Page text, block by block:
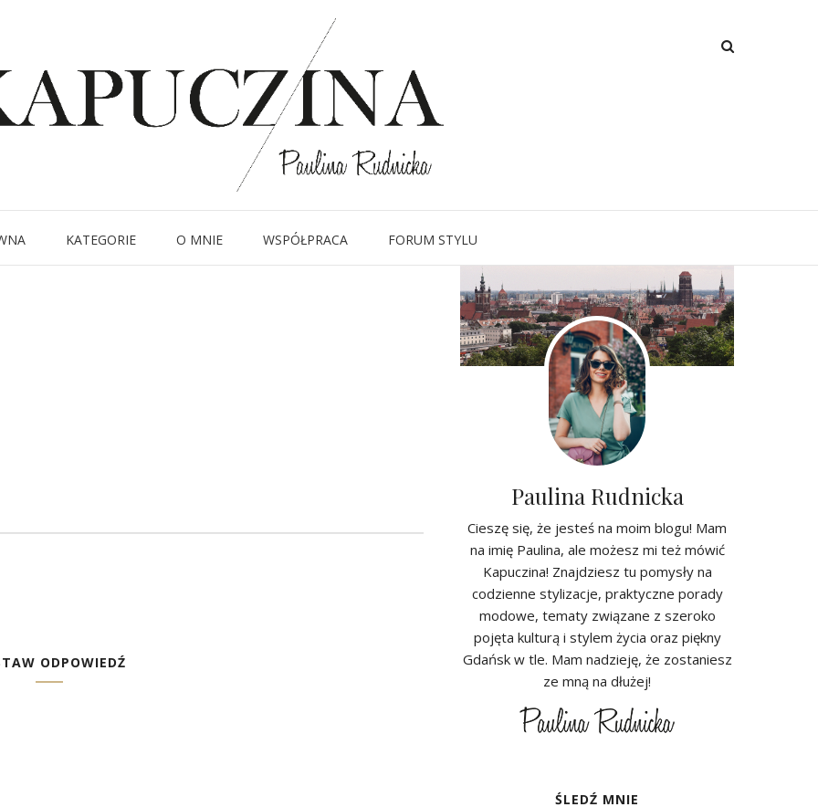
KATEGORIE O MNIE WSPÓŁPRACA FORUM STYLU
MG_5540-2-1
Written byKapuczina in
ODPOWIEDŹ
Paulina Rudnicka
Cieszę się, że jesteś na moim blogu! Mam
na imię Paulina, ale możesz mi też mówić
Kapuczina! Znajdziesz tu pomysły na
codzienne stylizacje, praktyczne porady
modowe, tematy związane z szeroko
pojęta kulturą i stylem życia oraz piękny
Gdańsk w tle. Mam nadzieję, że zostaniesz
ze mną na dłużej!
ŚLEDŹ MNIE